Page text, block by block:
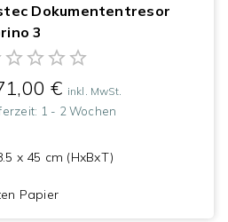
Dokumententresor
3
€ inkl. MwSt.
1 - 2 Wochen
x 45 cm (HxBxT)
Papier